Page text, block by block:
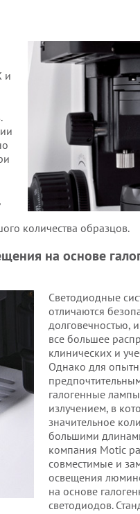
и
количества образцов.
на основе
Светодиодные
отличаются
долговечностью,
все большее
клинических и
Однако для
галогенные
излучением, в
значительное
большими
компания Motic
совместимые и
освещения
на основе
светодиодов.